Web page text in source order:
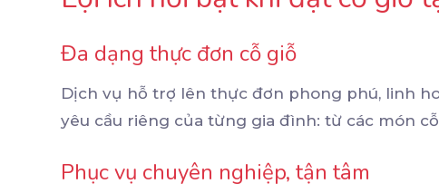
Đa dạng thực đơn cỗ giỗ
Dịch vụ hỗ trợ lên thực đơn phong phú, linh
yêu cầu riêng của từng gia đình: từ các món
Phục vụ chuyên nghiệp, tận tâm